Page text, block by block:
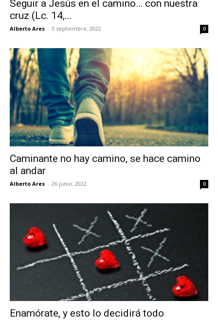
Seguir a Jesús en el camino… con nuestra
cruz (Lc. 14,...
Alberto Ares - 3 septiembre, 2022 0
Caminante no hay camino, se hace camino
al andar
Alberto Ares - 26 junio, 2022 0
Enamórate, y esto lo decidirá todo